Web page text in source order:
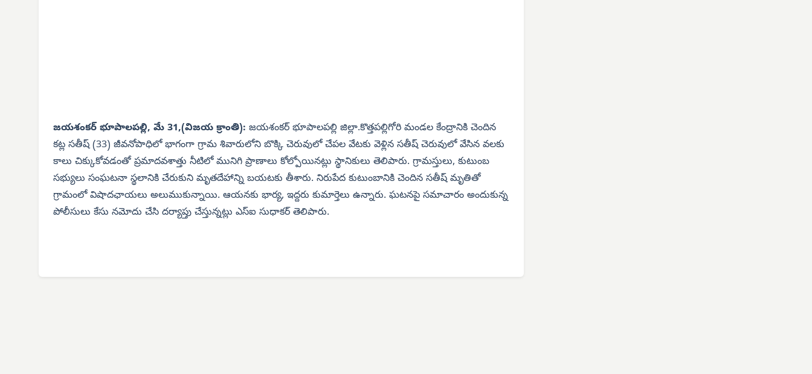
జయశంకర్ భూపాలపల్లి, మే 31,(విజయ క్రాంతి): జయశంకర్ భూపాలపల్లి జిల్లా.కొత్తపల్లిగోరి మండల కేంద్రానికి చెందిన
కట్ల సతీష్ (33) జీవనోపాధిలో భాగంగా గ్రామ శివారులోని బొక్కి చెరువులో చేపల వేటకు వెళ్లిన సతీష్ చెరువులో వేసిన వలకు
కాలు చిక్కుకోవడంతో ప్రమాదవశాత్తు నీటిలో మునిగి ప్రాణాలు కోల్పోయినట్లు స్థానికులు తెలిపారు. గ్రామస్తులు, కుటుంబ
సభ్యులు సంఘటనా స్థలానికి చేరుకుని మృతదేహాన్ని బయటకు తీశారు. నిరుపేద కుటుంబానికి చెందిన సతీష్ మృతితో
గ్రామంలో విషాదఛాయలు అలుముకున్నాయి. ఆయనకు భార్య, ఇద్దరు కుమార్తెలు ఉన్నారు. ఘటనపై సమాచారం అందుకున్న
పోలీసులు కేసు నమోదు చేసి దర్యాప్తు చేస్తున్నట్లు ఎస్‌ఐ సుధాకర్ తెలిపారు.